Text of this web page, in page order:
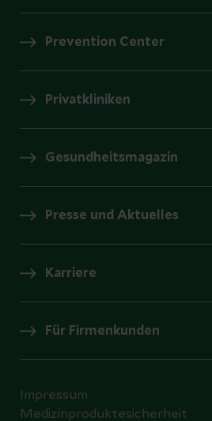
Prevention Center
Privatkliniken
Gesundheitsmagazin
Presse und Aktuelles
Karriere
Für Firmenkunden
Impressum
Medizinproduktesicherheit